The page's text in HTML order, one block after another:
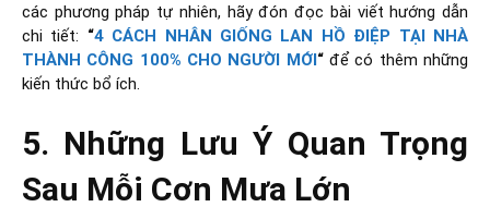
các phương pháp tự nhiên, hãy đón đọc bài viết hướng dẫn
chi tiết: “4 CÁCH NHÂN GIỐNG LAN HỒ ĐIỆP TẠI NHÀ
THÀNH CÔNG 100% CHO NGƯỜI MỚI“để có thêm những
kiến thức bổ ích.
5. Những Lưu Ý Quan Trọng
Sau Mỗi Cơn Mưa Lớn